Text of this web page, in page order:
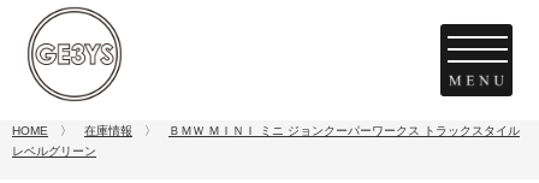
HOME 〉 在庫情報 〉
ＢＭＷ ＭＩＮＩ ミニ ジョンクーパーワークス トラックスタイル
レベルグリーン